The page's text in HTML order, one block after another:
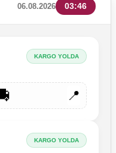
Yeni Model
06.08.2026 03:46
KARGO YOLDA
🚚 📍
KARGO YOLDA